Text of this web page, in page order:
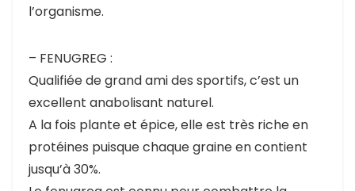
l’organisme.
– FENUGREG :
Qualifiée de grand ami des sportifs, c’est un
excellent anabolisant naturel.
A la fois plante et épice, elle est très riche en
protéines puisque chaque graine en contient
jusqu’à 30%.